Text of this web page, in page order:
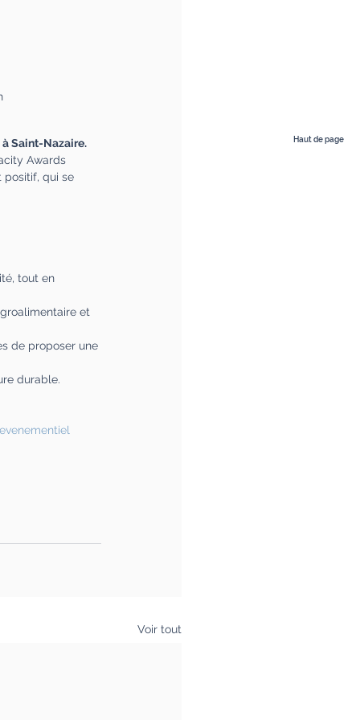
Haut de page
à Saint-Nazaire.
Awards
positif, qui se
tout en
et
de proposer une
durable.
Voir tout